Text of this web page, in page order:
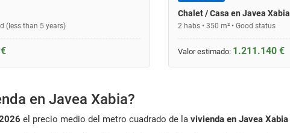
(less than 5 years)
Chalet / Casa en Javea Xabia
2 habs • 350 m² • Good status
Valor estimado: 1.211.140 €
en Javea Xabia?
el precio medio del metro cuadrado de la vivienda en Javea Xabia